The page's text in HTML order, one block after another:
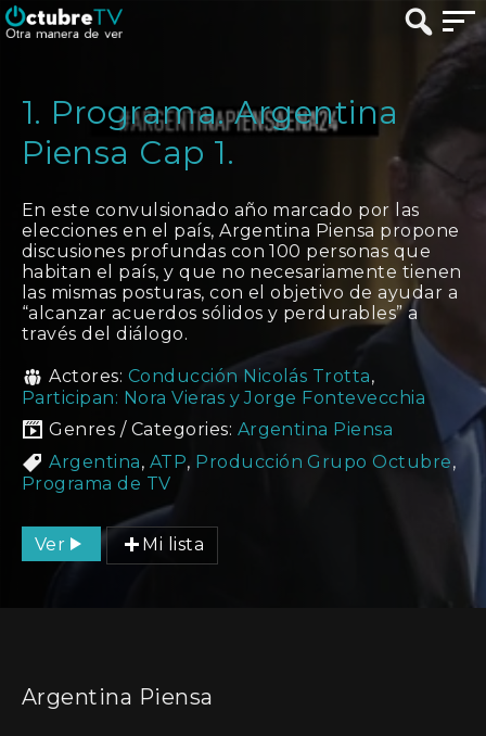
1. Programa. Argentina
Piensa Cap 1.
En este convulsionado año marcado por las
elecciones en el país, Argentina Piensa propone
discusiones profundas con 100 personas que
habitan el país, y que no necesariamente tienen
las mismas posturas, con el objetivo de ayudar a
“alcanzar acuerdos sólidos y perdurables” a
través del diálogo.
Actores: Conducción Nicolás Trotta,
Participan: Nora Vieras y Jorge Fontevecchia
Genres / Categories: Argentina Piensa
Argentina, ATP, Producción Grupo Octubre,
Programa de TV
Ver Mi lista
Argentina Piensa